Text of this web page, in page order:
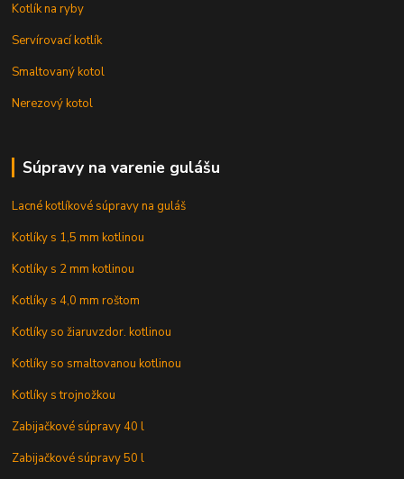
Kotlík na ryby
Servírovací kotlík
Smaltovaný kotol
Nerezový kotol
Súpravy na varenie gulášu
Lacné kotlíkové súpravy na guláš
Kotlíky s 1,5 mm kotlinou
Kotlíky s 2 mm kotlinou
Kotlíky s 4,0 mm roštom
Kotlíky so žiaruvzdor. kotlinou
Kotlíky so smaltovanou kotlinou
Kotlíky s trojnožkou
Zabijačkové súpravy 40 l
Zabijačkové súpravy 50 l